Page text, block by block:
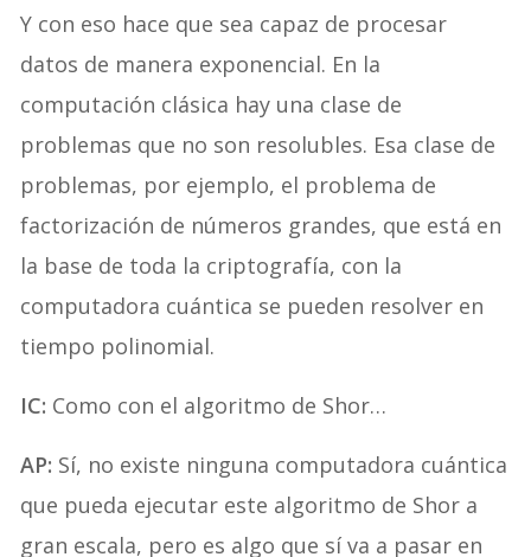
Y con eso hace que sea capaz de procesar
datos de manera exponencial. En la
computación clásica hay una clase de
problemas que no son resolubles. Esa clase de
problemas, por ejemplo, el problema de
factorización de números grandes, que está en
la base de toda la criptografía, con la
computadora cuántica se pueden resolver en
tiempo polinomial.
IC: Como con el algoritmo de Shor…
AP: Sí, no existe ninguna computadora cuántica
que pueda ejecutar este algoritmo de Shor a
gran escala, pero es algo que sí va a pasar en